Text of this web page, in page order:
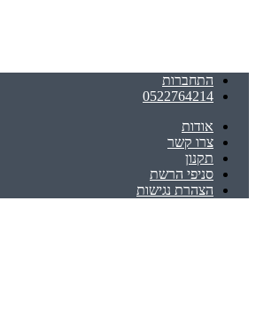
התחברות
0522764214
אודות
צרו קשר
תקנון
סניפי הרשת
הצהרת נגישות